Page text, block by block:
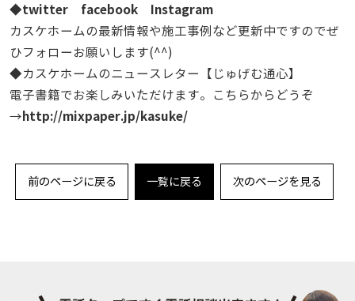
◆twitter facebook Instagram
カスケホームの最新情報や施工事例など更新中ですのでぜ
ひフォローお願いします(^^)
◆カスケホームのニュースレター【じゅげむ通心】
電子書籍でお楽しみいただけます。こちらからどうぞ
→http://mixpaper.jp/kasuke/
前のページに戻る 一覧に戻る 次のページを見る